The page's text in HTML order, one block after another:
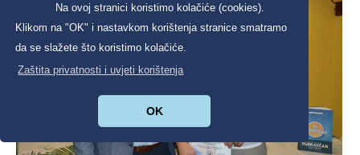
Na ovoj stranici koristimo kolačiće (cookies).
Klikom na "OK" i nastavkom korištenja stranice smatramo
da se slažete što koristimo kolačiće.
Zaštita privatnosti i uvjeti korištenja
OK